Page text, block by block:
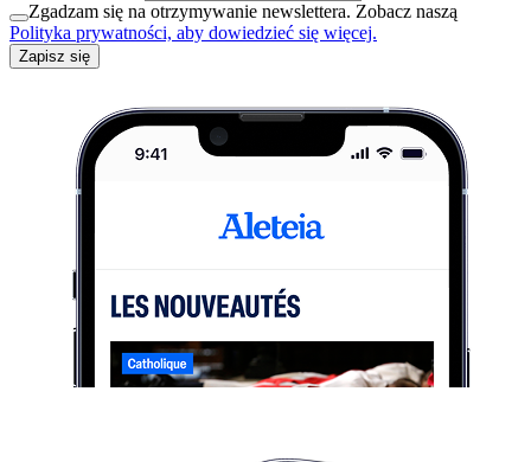
Zgadzam się na otrzymywanie newslettera. Zobacz naszą
Polityka prywatności, aby dowiedzieć się więcej.
Zapisz się